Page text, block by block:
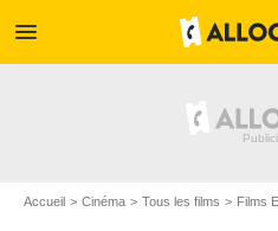
menu
Accueil Cinéma Tous les films Films